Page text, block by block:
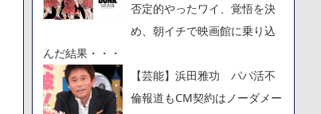
否定的やったワイ、覚悟を決
め、朝イチで映画館に乗り込
んだ結果・・・
【芸能】浜田雅功 パパ活不
倫報道もCM契約はノーダメー